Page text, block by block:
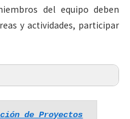
del equipo deben
y actividades, participar
de Proyectos